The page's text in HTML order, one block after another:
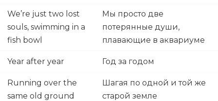
We’re just two lost
souls, swimming in a
fish bowl
Мы просто две
потерянные души,
плавающие в аквариуме
Year after year Год за годом
Running over the
same old ground
Шагая по одной и той же
старой земле